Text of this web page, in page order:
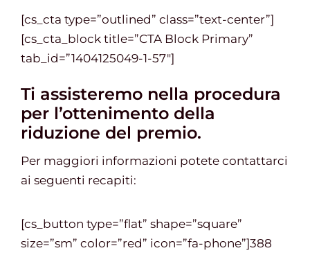
[cs_cta type=”outlined” class=”text-center”]
[cs_cta_block title=”CTA Block Primary”
tab_id=”1404125049-1-57″]
Ti assisteremo nella procedura
per l’ottenimento della
riduzione del premio.
Per maggiori informazioni potete contattarci
ai seguenti recapiti:
[cs_button type=”flat” shape=”square”
size=”sm” color=”red” icon=”fa-phone”]388